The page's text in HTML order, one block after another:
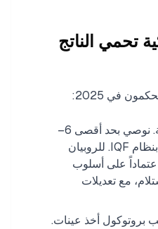
تحمي الناتج
في 2025:
تحديد سقف للطبقة الجليدية. نوصي بحد أقصى 6–
8% لفيليه الأسماك والقطع بنظام IQF. للروبيان
حد أقصى 8–10% اعتماداً على أسلوب
عند الاستلام، مع تعديلات
بروتوكول أخذ عينات.